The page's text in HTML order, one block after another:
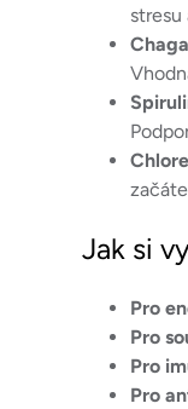
stresu
Chaga
Jak si
Pro
Pro
Pro
Pro